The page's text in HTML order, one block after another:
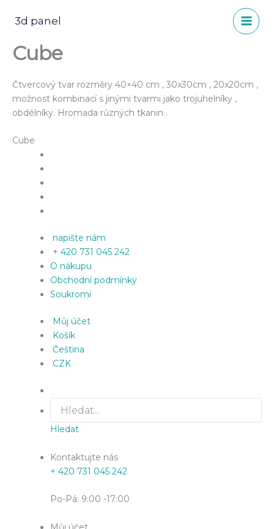
3d panel
Cube
Čtvercový tvar rozměry 40×40 cm , 30x30cm , 20x20cm ,
možnost kombinací s jinými tvarmi jako trojuhelníky ,
obdélníky. Hromada různých tkanin .
Cube
napište nám
+ 420 731 045 242
O nákupu
Obchodní podmínky
Soukromí
Můj účet
Košík
Čeština
CZK
Hledat
Kontaktujte nás
+ 420 731 045 242
Po-Pá: 9:00 -17:00